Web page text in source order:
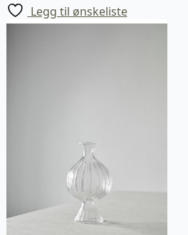
Legg til ønskeliste